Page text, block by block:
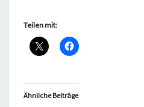
Teilen mit:
Ähnliche Beiträge